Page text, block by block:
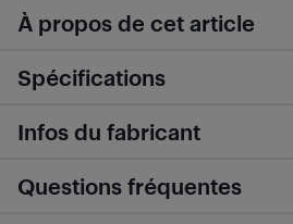
À propos de cet article
Spécifications
Infos du fabricant
Questions fréquentes